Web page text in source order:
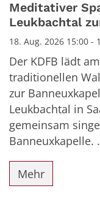
Meditativer
Leukbachtal
18. Aug. 2026 15:00 -
Der KDFB lädt
traditionellen
zur
Leukbachtal in
gemeinsam
Banneuxkapelle.
Mehr